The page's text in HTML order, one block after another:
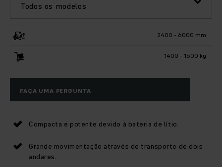
Todos os modelos
2400 - 6000 mm
1400 - 1600 kg
FAÇA UMA PERGUNTA
Compacta e potente devido à bateria de lítio.
Grande movimentação através de transporte de dois
andares.